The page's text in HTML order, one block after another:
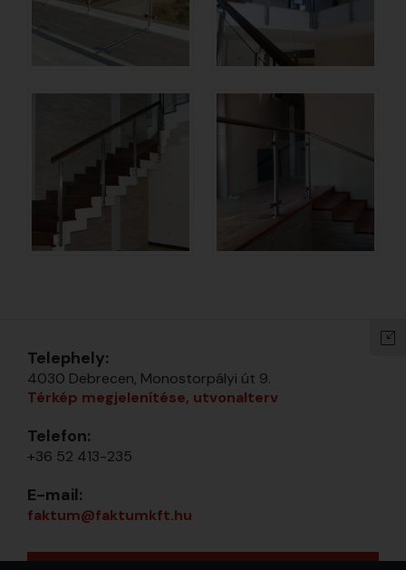
Telephely:
4030 Debrecen, Monostorpályi út 9.
Térkép megjelenítése, utvonalterv
Telefon:
+36 52 413-235
E-mail:
faktum@faktumkft.hu